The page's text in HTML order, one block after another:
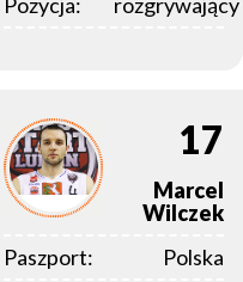
17
Marcel
Wilczek
Paszport:
Polska